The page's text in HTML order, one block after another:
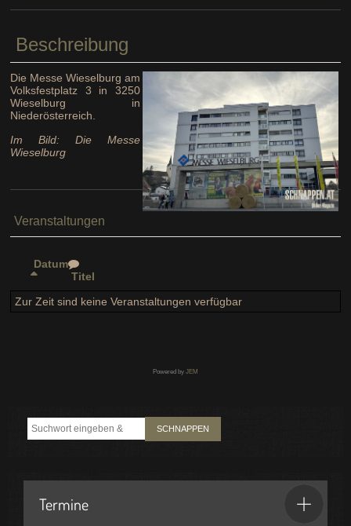
Beschreibung
Die Messe Wieselburg am
Volksfestplatz 3 in 3250
Wieselburg in
Niederösterreich.
Im Bild: Die Messe
Wieselburg
Veranstaltungen
Datum
Titel
Zur Zeit sind keine Veranstaltungen verfügbar
Powered by JEM
SCHNAPPEN
Termine